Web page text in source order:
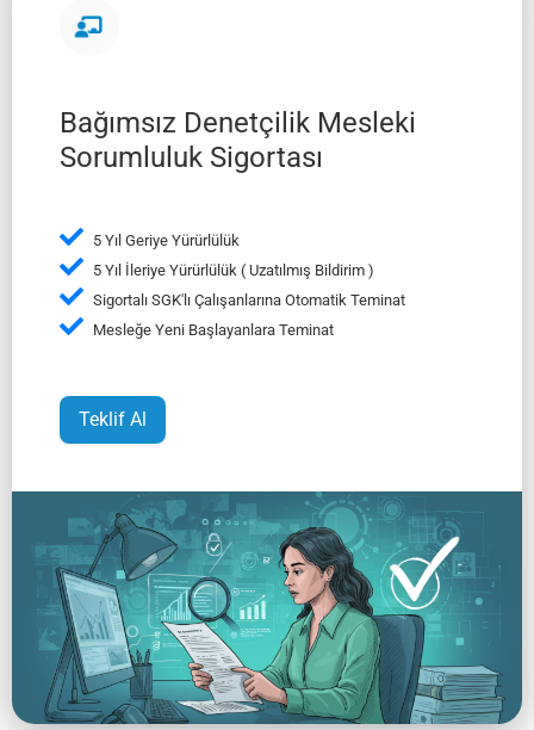
Bağımsız Denetçilik Mesleki
Sorumluluk Sigortası
5 Yıl Geriye Yürürlülük
5 Yıl İleriye Yürürlülük ( Uzatılmış Bildirim )
Sigortalı SGK'lı Çalışanlarına Otomatik Teminat
Mesleğe Yeni Başlayanlara Teminat
Teklif Al